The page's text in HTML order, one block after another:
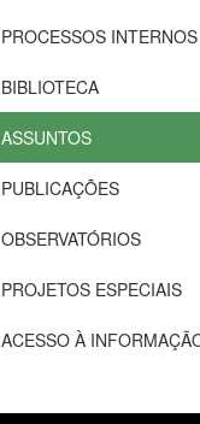
PROCESSOS INTERNOS
BIBLIOTECA
ASSUNTOS
PUBLICAÇÕES
OBSERVATÓRIOS
PROJETOS ESPECIAIS
ACESSO À